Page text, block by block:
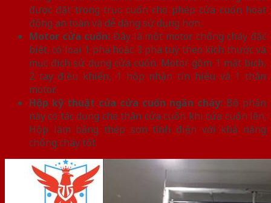
được đặt trong trục cuốn cho phép cửa cuốn hoạt
động an toàn và dễ dàng sử dụng hơn.
Motor cửa cuốn: Đây là một motor chống cháy đặc
biệt, có loại 1 pha hoặc 3 pha tuỳ theo kích thước và
mục đích sử dụng cửa cuốn. Motor gồm 1 mặt bích,
2 tay điều khiển, 1 hộp nhận tín hiệu và 1 thân
motor.
Hộp kỹ thuật của cửa cuốn ngăn cháy: Bộ phận
này có tác dụng che thân cửa cuốn khi cửa cuốn lên.
Hộp làm bằng thép sơn tĩnh điện với khả năng
chống cháy tốt.